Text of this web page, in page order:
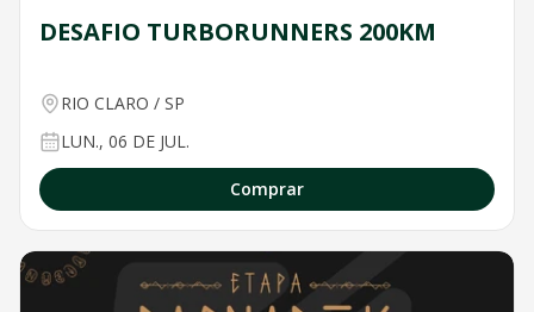
DESAFIO TURBORUNNERS 200KM
RIO CLARO / SP
LUN., 06 DE JUL.
Comprar